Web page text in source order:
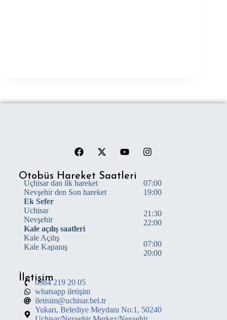
Otobüs Hareket Saatleri
Uçhisar dan ilk hareket
Nevşehir den Son hareket
Ek Sefer
Uchisar
Nevşehir
Kale açılış saatleri
Kale Açılış
Kale Kapanış
07:00
19:00
21:30
22:00
07:00
20:00
İletişim
0384 219 20 05
whatsapp iletişim
iletisim@uchisar.bel.tr
Yukarı, Belediye Meydanı No:1, 50240